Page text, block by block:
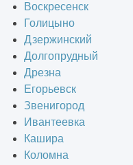
Воскресенск
Голицыно
Дзержинский
Долгопрудный
Дрезна
Егорьевск
Звенигород
Ивантеевка
Кашира
Коломна